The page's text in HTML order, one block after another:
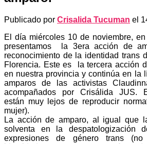
Publicado por Crisalida Tucuman el
El día miércoles 10 de noviembre,
presentamos la 3era acción de
reconocimiento de la identidad trans
Florencia. Este es la tercera acción
en nuestra provincia y continúa en la
amparos de las activistas
acompañados por Crisálida JUS.
están muy lejos de reproducir
mujer).
La acción de amparo, al igual que
solventa en la despatologización
expresiones de género trans